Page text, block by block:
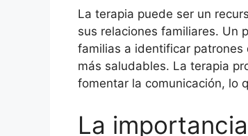
La terapia puede ser un
sus relaciones familiares. Un
familias a identificar
más saludables. La terapia
fomentar la comunicación, lo
La